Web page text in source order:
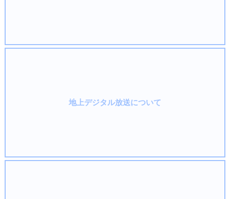
地上デジタル放送について